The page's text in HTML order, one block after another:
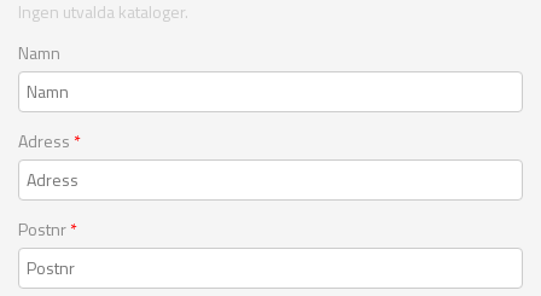
Ingen utvalda kataloger.
Namn
Adress *
Postnr*